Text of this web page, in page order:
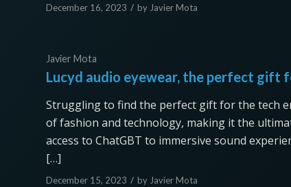
December 16, 2023 / by Javier Mota
Javier Mota
Lucyd audio eyewear, the perfect gift
Struggling to find the perfect gift for the tech
of fashion and technology, making it the
access to ChatGBT to immersive sound
[…]
December 15, 2023 / by Javier Mota